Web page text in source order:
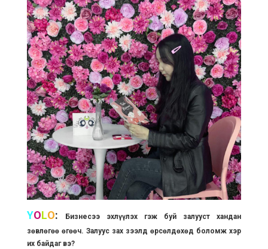
YOLO:
Бизнесээ эхлүүлэх гэж буй залууст хандан
зөвлөгөө өгөөч. Залуус зах зээлд өрсөлдөхөд боломж хэр
их байдаг вэ?